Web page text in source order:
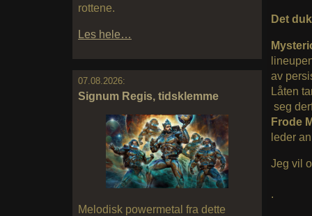
rottene.
Les hele…
07.08.2026:
Signum Regis, tidsklemme
Melodisk powermetal fra dette
Det
av
Låten
seg
Frode
leder
Jeg vil
.